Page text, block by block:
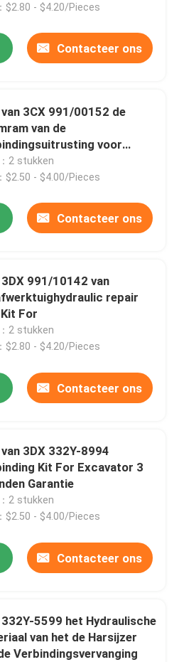
$2.80 - $4.20/Pieces
Contacteer ons
3CX 991/00152 de
van de
voor
het Graafwerktuig van
2 stukken
$2.50 - $4.00/Pieces
Contacteer ons
991/10142 van
repair
For
2 stukken
$2.80 - $4.20/Pieces
Contacteer ons
3DX 332Y-8994
Kit For Excavator 3
Garantie
2 stukken
$2.50 - $4.00/Pieces
Contacteer ons
332Y-5599 het Hydraulische
van het de Harsijzer
Verbindingsvervanging